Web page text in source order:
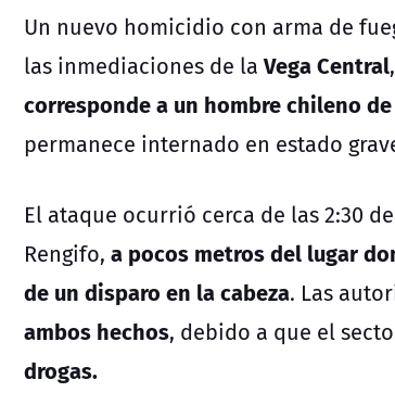
Un nuevo homicidio con arma de
las inmediaciones de laVega Central
corresponde a un hombre chileno
permanece internado en estado
El ataque ocurrió cerca de las 2:30
Rengifo, a pocos metros del lugar
de un disparo en la cabeza. Las
ambos hechos, debido a que el
drogas.